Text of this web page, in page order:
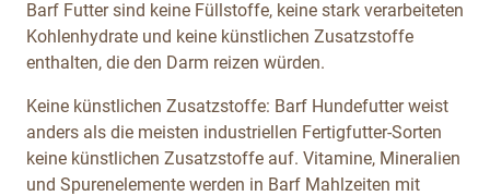
Barf Futter sind keine Füllstoffe, keine stark verarbeiteten
Kohlenhydrate und keine künstlichen Zusatzstoffe
enthalten, die den Darm reizen würden.
Keine künstlichen Zusatzstoffe: Barf Hundefutter weist
anders als die meisten industriellen Fertigfutter-Sorten
keine künstlichen Zusatzstoffe auf. Vitamine, Mineralien
und Spurenelemente werden in Barf Mahlzeiten mit